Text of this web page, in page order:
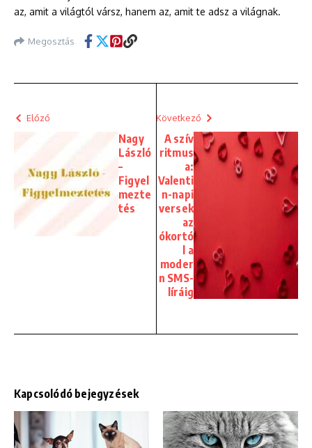
az, amit a világtól vársz, hanem az, amit te adsz a világnak.
Megosztás
Előző
Nagy
László
–
Figyel
mezte
tés
Következő
A szív
ritmus
a:
Valenti
n-napi
versek
az
ókortó
l a
moder
n SMS-
líráig
Kapcsolódó bejegyzések